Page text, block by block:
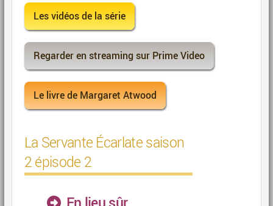
Les vidéos de la série
Regarder en streaming sur Prime Video
Le livre de Margaret Atwood
La Servante Écarlate saison
2 épisode 2